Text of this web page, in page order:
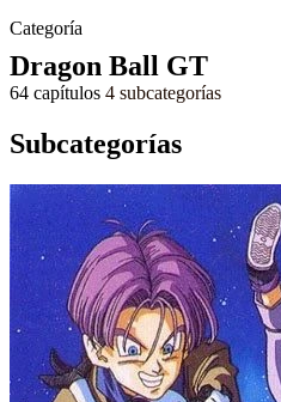
Categoría
Dragon Ball GT
64 capítulos 4 subcategorías
Subcategorías